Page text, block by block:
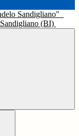
Sandigliano (BI)